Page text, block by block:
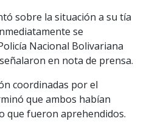
sobre la situación a su tía
se
Nacional Bolivariana
en nota de prensa.
coordinadas por el
que ambos habían
que fueron aprehendidos.